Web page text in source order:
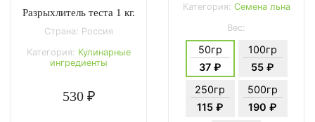
Разрыхлитель теста 1 кг.
Страна: Россия
Категория: Кулинарные
ингредиенты
530 ₽
Категория: Семена льна
Вес:
50гр
37 ₽
100гр
55 ₽
250гр
115 ₽
500гр
190 ₽